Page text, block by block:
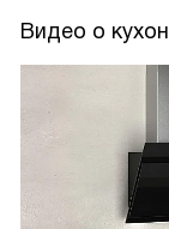
Видео о